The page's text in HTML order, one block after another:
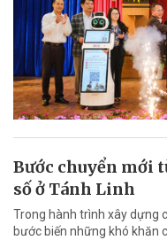
Bước chuyển mới
số ở Tánh Linh
Trong hành trình xây dựng
bước biến những khó khăn